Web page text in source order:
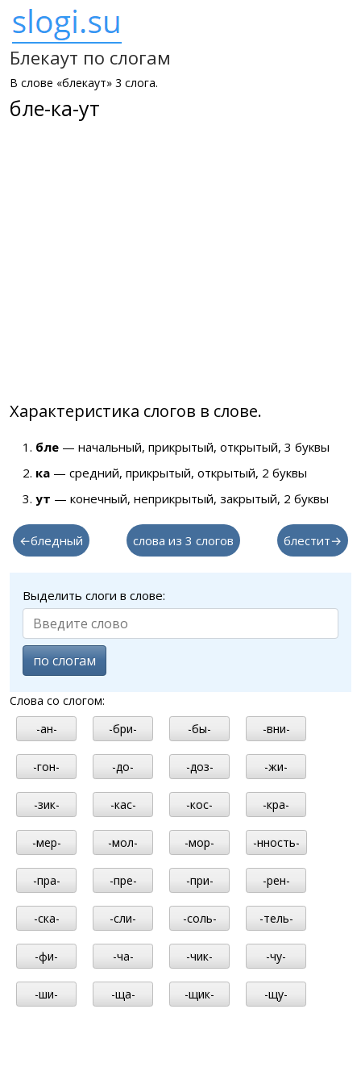
Блекаут по слогам
В слове «блекаут» 3 слога.
бле-ка-ут
Характеристика слогов в слове.
бле — начальный, прикрытый, открытый, 3 буквы
ка — средний, прикрытый, открытый, 2 буквы
ут — конечный, неприкрытый, закрытый, 2 буквы
←бледный слова из 3 слогов блестит→
Выделить слоги в слове:
по слогам
Слова со слогом:
-ан-
-бри- -бы- -вни-
-гон- -до- -доз- -жи-
-зик- -кас- -кос- -кра-
-мер- -мол- -мор- -нность-
-пра- -пре- -при- -рен-
-ска- -сли- -соль- -тель-
-фи- -ча- -чик- -чу-
-ши- -ща- -щик- -щу-